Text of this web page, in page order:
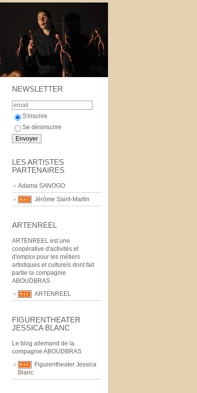
NEWSLETTER
S'inscrire
Se désinscrire
LES ARTISTES
PARTENAIRES
Adama SANOGO
Jérôme Saint-Martin
ARTENREEL
ARTENREEL est une
coopérative d'activités et
d'emploi pour les métiers
artistiques et culturels dont fait
partie la compagnie
ABOUDBRAS
ARTENREEL
FIGURENTHEATER
JESSICA BLANC
Le blog allemand de la
compagnie ABOUDBRAS
Figurentheater Jessica
Blanc